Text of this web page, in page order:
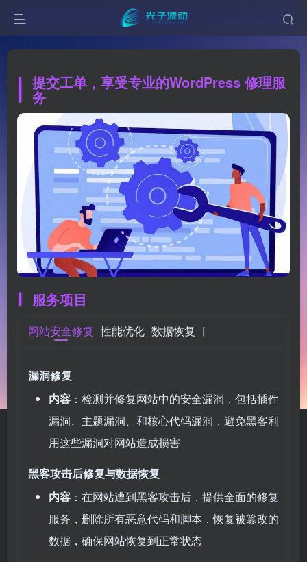
提交工单，享受专业的WordPress 修理服
务
服务项目
网站安全修复 性能优化 数据恢复 |
漏洞修复
内容 ：检测并修复网站中的安全漏洞，包括插件
漏洞、主题漏洞、和核心代码漏洞，避免黑客利
用这些漏洞对网站造成损害
黑客攻击后修复与数据恢复
内容 ：在网站遭到黑客攻击后，提供全面的修复
服务，删除所有恶意代码和脚本，恢复被篡改的
数据，确保网站恢复到正常状态